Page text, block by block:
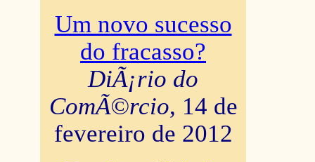
Um novo sucesso
do fracasso?
DiÃ¡rio do
ComÃ©rcio, 14 de
fevereiro de 2012